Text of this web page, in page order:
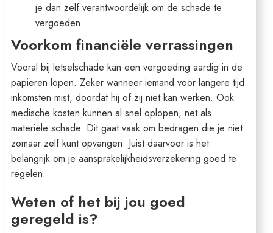
je dan zelf verantwoordelijk om de schade te
vergoeden.
Voorkom financiële verrassingen
Vooral bij letselschade kan een vergoeding aardig in de
papieren lopen. Zeker wanneer iemand voor langere tijd
inkomsten mist, doordat hij of zij niet kan werken. Ook
medische kosten kunnen al snel oplopen, net als
materiële schade. Dit gaat vaak om bedragen die je niet
zomaar zelf kunt opvangen. Juist daarvoor is het
belangrijk om je aansprakelijkheidsverzekering goed te
regelen.
Weten of het bij jou goed
geregeld is?